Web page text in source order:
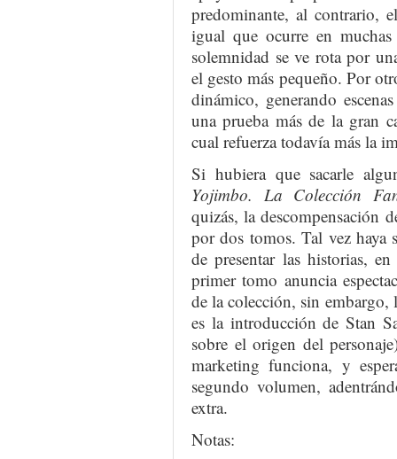
predominante, al contrario,
igual que ocurre en muchas
solemnidad se ve rota por
el gesto más pequeño. Por
dinámico, generando
una prueba más de la gran
cual refuerza todavía más la
Si hubiera que sacarle
Yojimbo. La Colección
quizás, la descompensación
por dos tomos. Tal vez haya
de presentar las historias,
primer tomo anuncia
de la colección, sin
es la introducción de Stan
sobre el origen del
marketing funciona, y
segundo volumen,
extra.
Notas: